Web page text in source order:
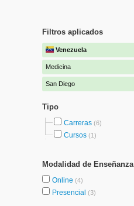
Filtros aplicados
Venezuela
Medicina
San Diego
Tipo
Carreras (6)
Cursos (1)
Modalidad de Enseñanza
Online (4)
Presencial (3)